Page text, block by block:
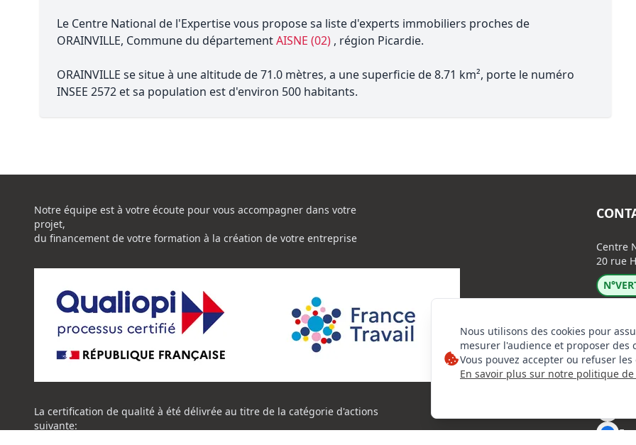
Le Centre National de l'Expertise vous propose sa liste d'experts immobiliers proches de
ORAINVILLE, Commune du départementAISNE (02) , région Picardie.
ORAINVILLE se situe à une altitude de 71.0 mètres, a une superficie de 8.71 km², porte le numéro
INSEE 2572 et sa population est d'environ 500 habitants.
Nous utilisons des cookies pour
mesurer l'audience et proposer des
Vous pouvez accepter ou refuser
En savoir plus sur notre politique
Notre équipe est à votre écoute pour vous accompagner dans votre
projet,
du financement de votre formation à la création de votre entreprise
La certification de qualité à été délivrée au titre de la catégorie d'actions
suivante:
Centre
20 rue